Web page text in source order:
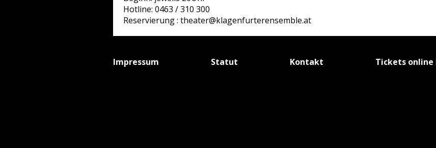
Hotline: 0463 / 310 300
Reservierung : theater@klagenfurterensemble.at
Impressum Statut Kontakt Tickets